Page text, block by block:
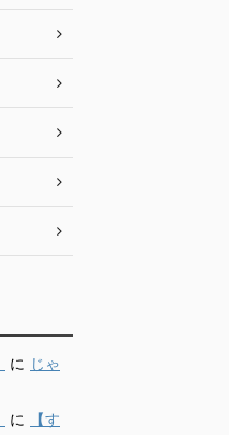
に じゃ
に
【す